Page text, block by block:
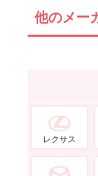
他のメー
レクサス